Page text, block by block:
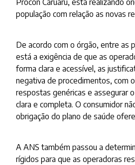
população com relação as novas
De acordo com o órgão, entre as
está a exigência de que as
forma clara e acessível, as
negativa de procedimentos, com
respostas genéricas e assegurar
clara e completa. O consumidor
obrigação do plano de saúde
A ANS também passou a
rígidos para que as operadoras